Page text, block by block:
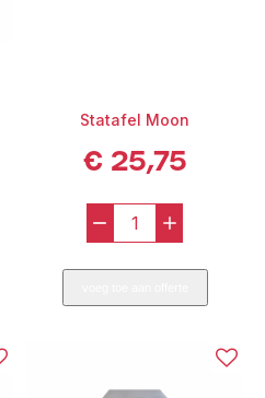
Statafel Moon
€25,75
-
Statafel
Moon
aantal
+